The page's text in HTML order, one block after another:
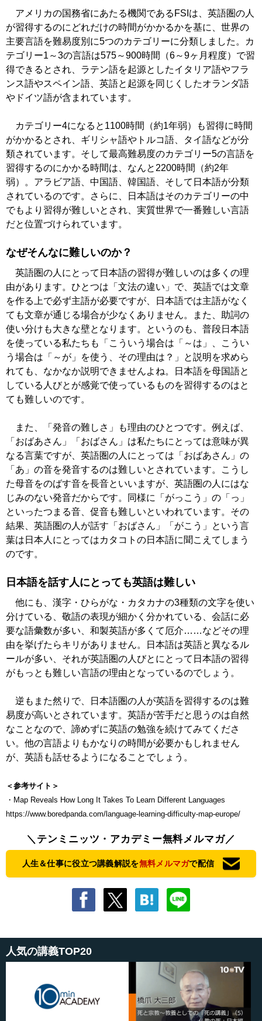
アメリカの国務省にあたる機関であるFSIは、英語圏の人
が習得するのにどれだけの時間がかかるかを基に、世界の
主要言語を難易度別に5つのカテゴリーに分類しました。カ
テゴリー1～3の言語は575～900時間（6～9ヶ月程度）で習
得できるとされ、ラテン語を起源としたイタリア語やフラ
ンス語やスペイン語、英語と起源を同じくしたオランダ語
やドイツ語が含まれています。
カテゴリー4になると1100時間（約1年弱）も習得に時間
がかかるとされ、ギリシャ語やトルコ語、タイ語などが分
類されています。そして最高難易度のカテゴリー5の言語を
習得するのにかかる時間は、なんと2200時間（約2年
弱）。アラビア語、中国語、韓国語、そして日本語が分類
されているのです。さらに、日本語はそのカテゴリーの中
でもより習得が難しいとされ、実質世界で一番難しい言語
だと位置づけられています。
なぜそんなに難しいのか？
英語圏の人にとって日本語の習得が難しいのは多くの理
由があります。ひとつは「文法の違い」で、英語では文章
を作る上で必ず主語が必要ですが、日本語では主語がなく
ても文章が通じる場合が少なくありません。また、助詞の
使い分けも大きな壁となります。というのも、普段日本語
を使っている私たちも「こういう場合は「～は」、こうい
う場合は「～が」を使う、その理由は？」と説明を求めら
れても、なかなか説明できませんよね。日本語を母国語と
している人びとが感覚で使っているものを習得するのはと
ても難しいのです。
また、「発音の難しさ」も理由のひとつです。例えば、
「おばあさん」「おばさん」は私たちにとっては意味が異
なる言葉ですが、英語圏の人にとっては「おばあさん」の
「あ」の音を発音するのは難しいとされています。こうし
た母音をのばす音を長音といいますが、英語圏の人にはな
じみのない発音だからです。同様に「がっこう」の「っ」
といったつまる音、促音も難しいといわれています。その
結果、英語圏の人が話す「おばさん」「がこう」という言
葉は日本人にとってはカタコトの日本語に聞こえてしまう
のです。
日本語を話す人にとっても英語は難しい
他にも、漢字・ひらがな・カタカナの3種類の文字を使い
分けている、敬語の表現が細かく分かれている、会話に必
要な語彙数が多い、和製英語が多くて厄介……などその理
由を挙げたらキリがありません。日本語は英語と異なるル
ールが多い、それが英語圏の人びとにとって日本語の習得
がもっとも難しい言語の理由となっているのでしょう。
逆もまた然りで、日本語圏の人が英語を習得するのは難
易度が高いとされています。英語が苦手だと思うのは自然
なことなので、諦めずに英語の勉強を続けてみてくださ
い。他の言語よりもかなりの時間が必要かもしれません
が、英語も話せるようになることでしょう。
＜参考サイト＞
・Map Reveals How Long It Takes To Learn Different Languages
https://www.boredpanda.com/language-learning-difficulty-map-europe/
＼テンミニッツ・アカデミー無料メルマガ／
人生＆仕事に役立つ講義解説を無料メルマガで配信
人気の講義TOP20